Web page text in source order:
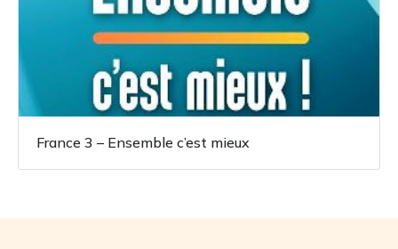
France 3 – Ensemble c’est mieux